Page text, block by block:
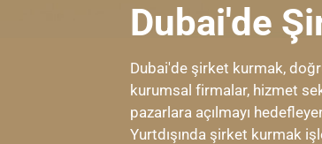
Dubai'de
Dubai'de şirket kurmak,
kurumsal firmalar, hizmet
pazarlara açılmayı
Yurtdışında şirket kurmak